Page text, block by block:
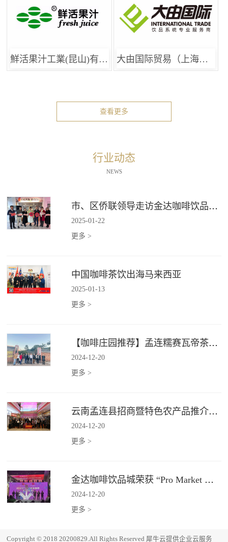
鮮活果汁工業(昆山)有限公司 大由国际贸易（上海）有限公司
查看更多
行业动态
NEWS
市、区侨联领导走访金达咖啡饮品城"新侨之家"
2025-01-22
更多 >
中国咖啡茶饮出海马来西亚
2025-01-13
更多 >
【咖啡庄园推荐】孟连糯赛瓦帝茶咖庄园
2024-12-20
更多 >
云南孟连县招商暨特色农产品推介会在广州金达圆满举行
2024-12-20
更多 >
金达咖啡饮品城荣获 “Pro Market 湾区必逛市场”
2024-12-20
更多 >
Copyright © 2018 20200829.All Rights Reserved 犀牛云提供企业云服务